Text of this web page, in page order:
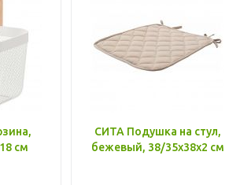
см
СИТА Подушка на стул,
бежевый, 38/35x38x2 см